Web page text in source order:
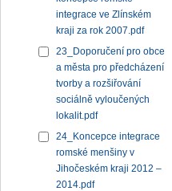
integrace ve Zlínském
kraji za rok 2007.pdf
23_Doporučení pro obce
a města pro předcházení
tvorby a rozšiřování
sociálně vyloučených
lokalit.pdf
24_Koncepce integrace
romské menšiny v
Jihočeském kraji 2012 –
2014.pdf